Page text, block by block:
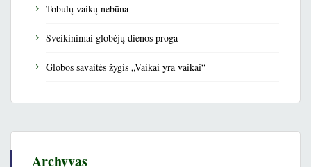
Tobulų vaikų nebūna
Sveikinimai globėjų dienos proga
Globos savaitės žygis „Vaikai yra vaikai“
Archyvas